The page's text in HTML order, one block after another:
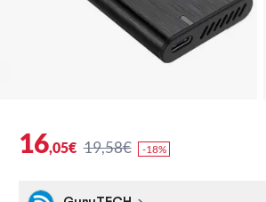
16,05€ 19,58€ -18%